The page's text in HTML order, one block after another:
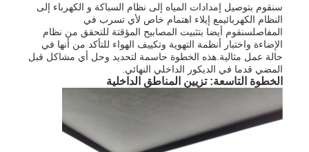
سنقوم بتوصيل إمدادات المياه إلى نظام السباكة و الكهرباء إلى
النظام الكهربائيمع إيلاء اهتمام خاص لأي تسرب في
المفاصلسنقوم أيضا بتثبيت المصابيح المؤقتة للتحقق من نظام
الإضاءة واختبار أنظمة التهوية وتكييف الهواء للتأكد من أنها في
حالة عمل مثالية.هذه الخطوة حاسمة لتحديد وحل أي مشاكل قبل
المضي قدما في الديكور الداخلي النهائي.
الخطوة التاسعة: تزيين المناطق الداخلية